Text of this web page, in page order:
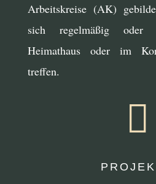
Arbeitskreise (AK)
sich regelmäßig oder
Heimathaus oder im
treffen.
